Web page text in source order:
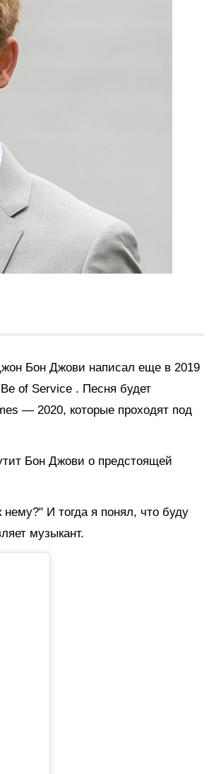
Бон Джови написал еще в 2019
of Service . Песня будет
— 2020, которые проходят под
Бон Джови о предстоящей
И тогда я понял, что буду
музыкант.